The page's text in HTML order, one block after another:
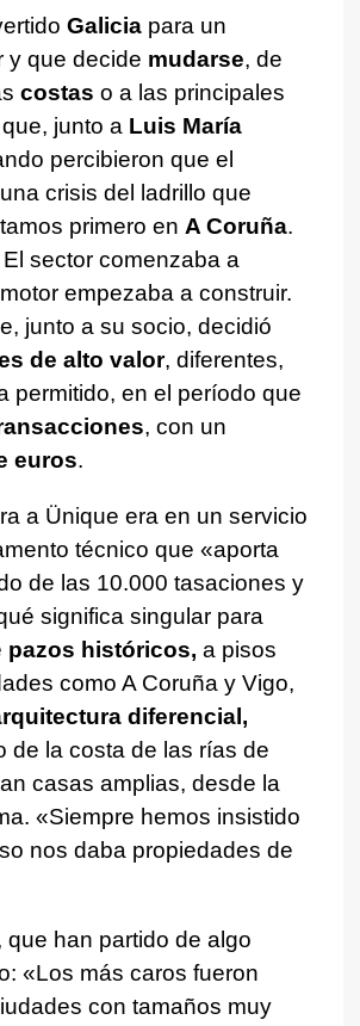
Galiciapara un
y que decide mudarse, de
costas o a las principales
junto a Luis María
percibieron que el
crisis del ladrillo que
primero en A Coruña.
sector comenzaba a
empezaba a construir.
junto a su socio, decidió
de alto valor, diferentes,
permitido, en el período que
, con un
euros.
a Ünique era en un servicio
técnico que «aporta
de las 10.000 tasaciones y
significa singular para
pazos históricos, a pisos
como A Coruña y Vigo,
diferencial,
de la costa de las rías de
casas amplias, desde la
«Siempre hemos insistido
nos daba propiedades de
han partido de algo
«Los más caros fueron
con tamaños muy